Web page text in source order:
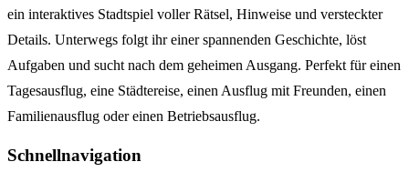
ein interaktives Stadtspiel voller Rätsel, Hinweise und versteckter
Details. Unterwegs folgt ihr einer spannenden Geschichte, löst
Aufgaben und sucht nach dem geheimen Ausgang. Perfekt für einen
Tagesausflug, eine Städtereise, einen Ausflug mit Freunden, einen
Familienausflug oder einen Betriebsausflug.
Schnellnavigation